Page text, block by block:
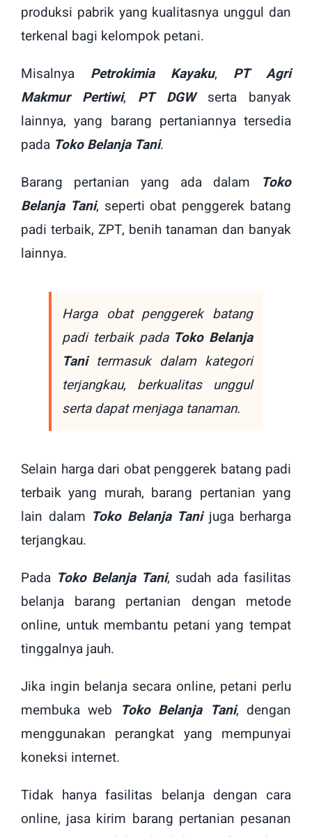
produksi pabrik yang kualitasnya unggul dan
terkenal bagi kelompok petani.
Misalnya Petrokimia Kayaku, PT Agri
Makmur Pertiwi, PT DGWserta banyak
lainnya, yang barang pertaniannya tersedia
pada Toko Belanja Tani.
Barang pertanian yang ada dalam
Toko
Belanja Tani, seperti obat penggerek batang
padi terbaik, ZPT, benih tanaman dan banyak
lainnya.
Harga obat penggerek batang
padi terbaik pada Toko Belanja
Tanitermasuk dalam kategori
terjangkau, berkualitas unggul
serta dapat menjaga tanaman.
Selain harga dari obat penggerek batang padi
terbaik yang murah, barang pertanian yang
lain dalam Toko Belanja Tanijuga berharga
terjangkau.
Pada Toko Belanja Tani, sudah ada fasilitas
belanja barang pertanian dengan metode
online, untuk membantu petani yang tempat
tinggalnya jauh.
Jika ingin belanja secara online, petani perlu
membuka web Toko Belanja Tani, dengan
menggunakan perangkat yang mempunyai
koneksi internet.
Tidak hanya fasilitas belanja dengan cara
online, jasa kirim barang pertanian pesanan